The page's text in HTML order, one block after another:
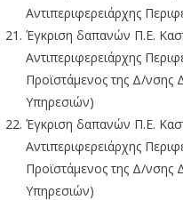
Αντιπεριφερειάρχης
Έγκριση δαπανών Π.Ε.
Αντιπεριφερειάρχης
Προϊστάμενος της Δ/νσης
Υπηρεσιών)
Έγκριση δαπανών Π.Ε.
Αντιπεριφερειάρχης
Προϊστάμενος της Δ/νσης
Υπηρεσιών)